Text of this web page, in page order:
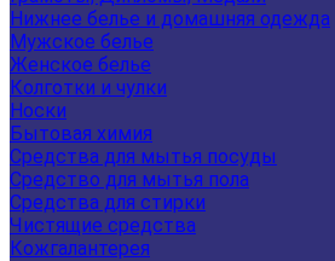
Нижнее белье и домашняя одежда
Мужское белье
Женское белье
Колготки и чулки
Носки
Бытовая химия
Средства для мытья посуды
Средство для мытья пола
Средства для стирки
Чистящие средства
Кожгалантерея